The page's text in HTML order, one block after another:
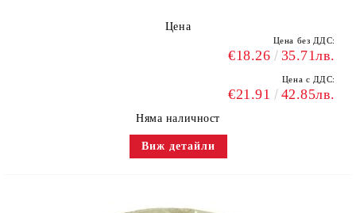
Цена
Цена без ДДС:
€18.26 35.71лв.
Цена с ДДС:
€21.91 42.85лв.
Няма наличност
Виж детайли